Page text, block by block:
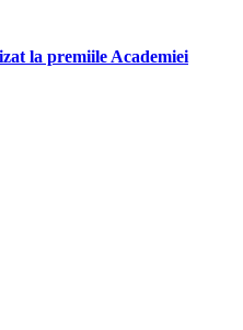
la premiile Academiei